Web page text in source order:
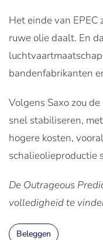
Het einde van
ruwe olie daalt. En
bandenfabrikanten
Volgens Saxo zou
snel stabiliseren,
hogere kosten,
schalieolieproductie
De Outrageous
volledigheid te
Beleggen